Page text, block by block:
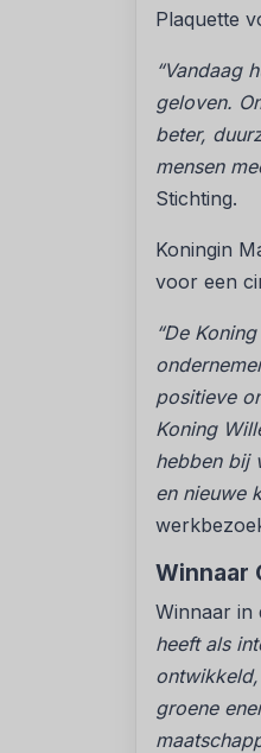
Plaquette
“Vandaag
geloven.
beter,
mensen
Stichting.
Koningin
voor een
“De
positieve
Koning
hebben bij
en nieuwe
Winnaar
Winnaar in
heeft als
groene